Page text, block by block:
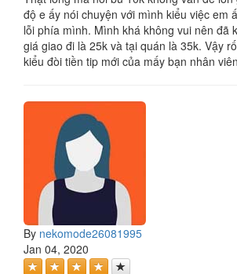
độ e ấy nói chuyện với mình kiểu việc em
lỗi phía mình. Mình khá không vui nên đã
giá giao đi là 25k và tại quán là 35k. Vậy
kiểu đòi tiền tip mới của mấy bạn nhân
By nekomode26081995
Jan 04, 2020